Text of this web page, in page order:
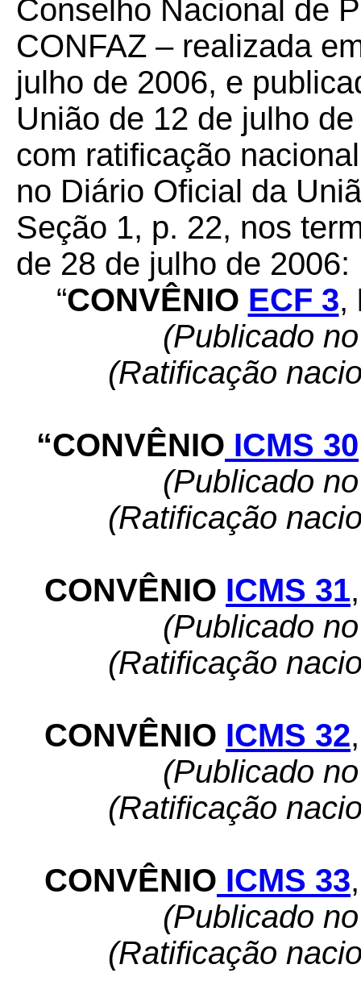
Conselho Nacional de
CONFAZ – realizada
julho de 2006, e
União de 12 de julho
com ratificação
no Diário Oficial da
Seção 1, p. 22, nos
de 28 de julho de 2006:
“CONVÊNIO ECF 3,
(Publicado
(Ratificação
“CONVÊNIO ICMS 30
(Publicado
(Ratificação
CONVÊNIO ICMS 31,
(Publicado
(Ratificação
CONVÊNIO ICMS 32,
(Publicado
(Ratificação
CONVÊNIO ICMS 33,
(Publicado
(Ratificação